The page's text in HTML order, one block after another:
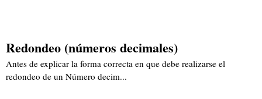
Redondeo (números decimales)
Antes de explicar la forma correcta en que debe realizarse el
redondeo de un Número decim...